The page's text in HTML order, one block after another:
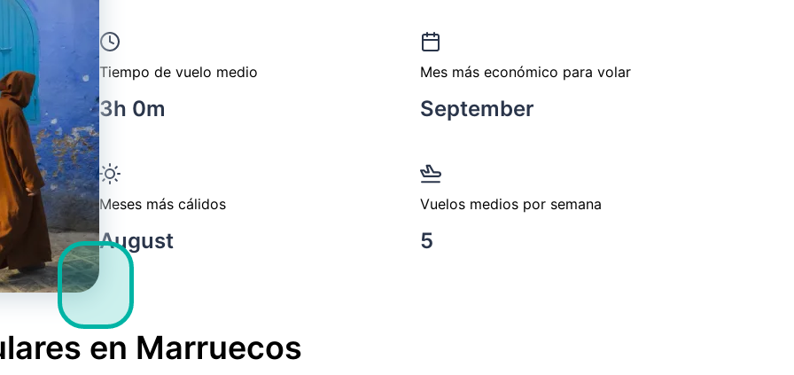
Tiempo de vuelo medio
3h 0m
Mes más económico para volar
September
Meses más cálidos
August
Vuelos medios por semana
5
en Marruecos